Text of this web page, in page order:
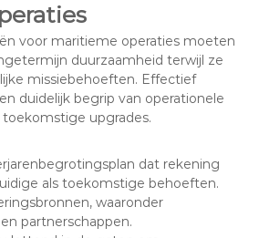
voor maritieme operaties moeten
duurzaamheid terwijl ze
missiebehoeften. Effectief
duidelijk begrip van operationele
upgrades.
dat rekening
als toekomstige behoeften.
waaronder
partnerschappen.